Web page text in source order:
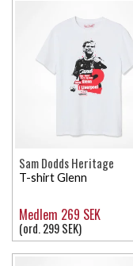
Sam Dodds Heritage
T-shirt Glenn
Medlem 269 SEK
(ord. 299 SEK)